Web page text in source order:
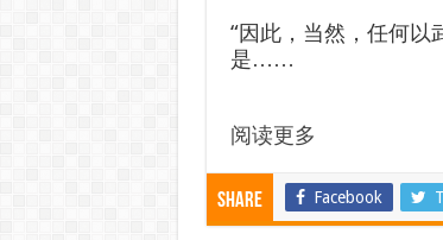
“因此，当然，任何以
是……
阅读更多
Share Facebook